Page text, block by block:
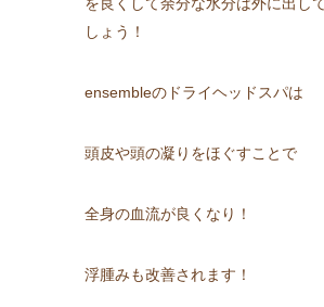
しょう！
ensembleのドライヘッドスパは
頭皮や頭の凝りをほぐすことで
全身の血流が良くなり！
浮腫みも改善されます！